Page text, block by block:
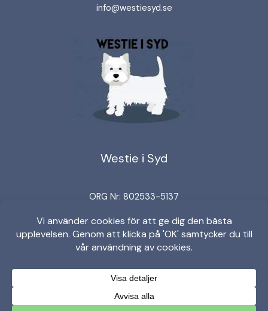
info@westiesyd.se
Westie i Syd
ORG Nr: 802533-5137
Swish: 123 152 42 97